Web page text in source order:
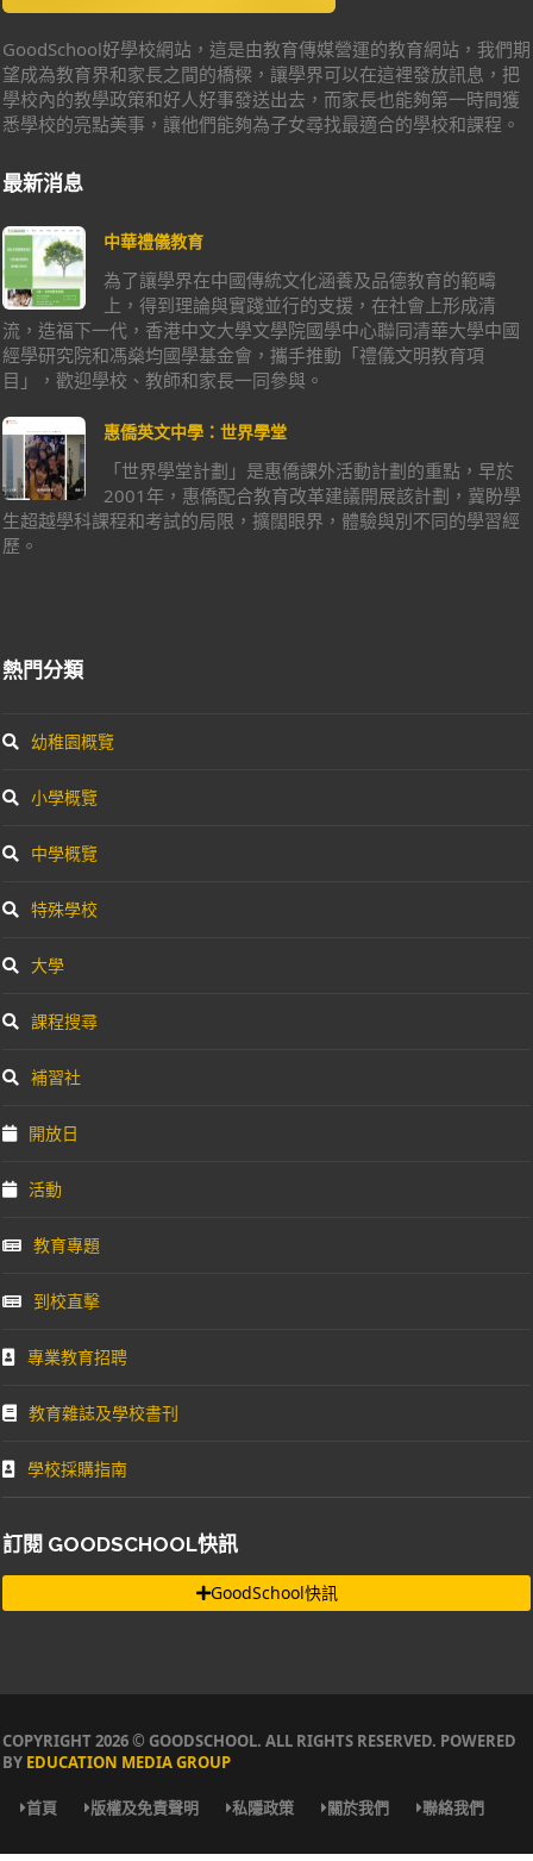
GoodSchool好學校網站，這是由教育傳媒營運的教育網站，我們期
望成為教育界和家長之間的橋樑，讓學界可以在這裡發放訊息，把
學校內的教學政策和好人好事發送出去，而家長也能夠第一時間獲
悉學校的亮點美事，讓他們能夠為子女尋找最適合的學校和課程。
最新消息
中華禮儀教育
為了讓學界在中國傳統文化涵養及品德教育的範疇
上，得到理論與實踐並行的支援，在社會上形成清
流，造福下一代，香港中文大學文學院國學中心聯同清華大學中國
經學研究院和馮燊均國學基金會，攜手推動「禮儀文明教育項
目」，歡迎學校、教師和家長一同參與。
惠僑英文中學：世界學堂
「世界學堂計劃」是惠僑課外活動計劃的重點，早於
2001年，惠僑配合教育改革建議開展該計劃，冀盼學
生超越學科課程和考試的局限，擴闊眼界，體驗與別不同的學習經
歷。
熱門分類
幼稚園概覽
小學概覽
中學概覽
特殊學校
大學
課程搜尋
補習社
開放日
活動
教育專題
到校直擊
專業教育招聘
教育雜誌及學校書刊
學校採購指南
訂閱 GOODSCHOOL快訊
GoodSchool快訊
COPYRIGHT 2026 © GOODSCHOOL. ALL RIGHTS RESERVED. POWERED
BY EDUCATION MEDIA GROUP
首頁 版權及免責聲明 私隱政策 關於我們 聯絡我們